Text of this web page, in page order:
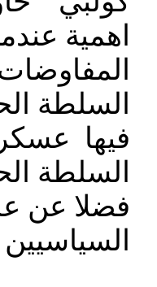
اهمية
السلطة
فيها
السلطة
فضلا عن
السياسيين